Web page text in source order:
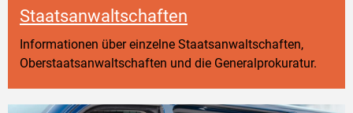
Staatsanwaltschaften
Informationen über einzelne Staatsanwaltschaften,
Oberstaatsanwaltschaften und die Generalprokuratur.